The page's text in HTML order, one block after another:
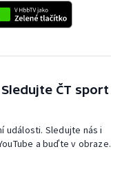
ČT sport
události. Sledujte nás i
a buďte v obraze.